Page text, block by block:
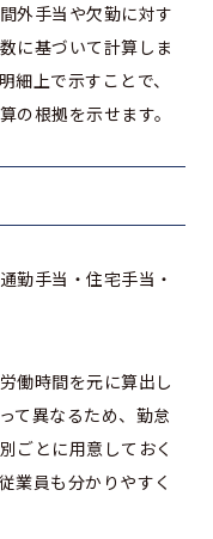
外手当や欠勤に対す
に基づいて計算しま
細上で示すことで、
の根拠を示せます。
勤手当・住宅手当・
働時間を元に算出し
て異なるため、勤怠
ごとに用意しておく
業員も分かりやすく